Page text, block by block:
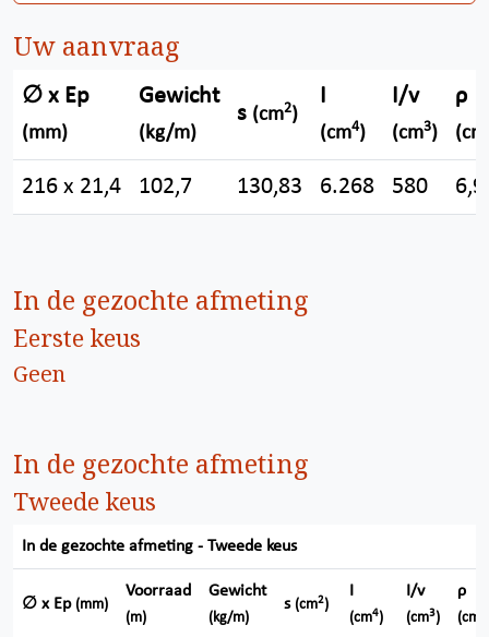
Uw aanvraag
∅ x Ep
(mm)
Gewicht
(kg/m)
s (cm2)
I
(cm4)
I/v
(cm3)
ρ
216 x 21,4 102,7 130,83 6.268 580
In de gezochte afmeting
Eerste keus
Geen
In de gezochte afmeting
Tweede keus
In de gezochte afmeting - Tweede keus
∅ x Ep (mm)
Voorraad
(m)
Gewicht
(kg/m)
s (cm2)
I
(cm4)
I/v
(cm3)
ρ
(cm)